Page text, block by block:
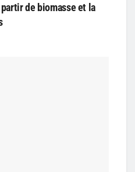
de biomasse et la